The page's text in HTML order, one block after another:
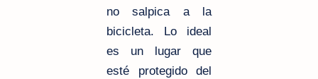
no salpica a la
bicicleta. Lo ideal
es un lugar que
esté protegido del